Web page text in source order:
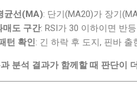
균선(MA): 단기(MA20)가 장기
매도 구간: RSI가 30 이하이면 반
턴 확인: 긴 하락 후 도지, 핀바
분석 결과가 함께할 때 판단이